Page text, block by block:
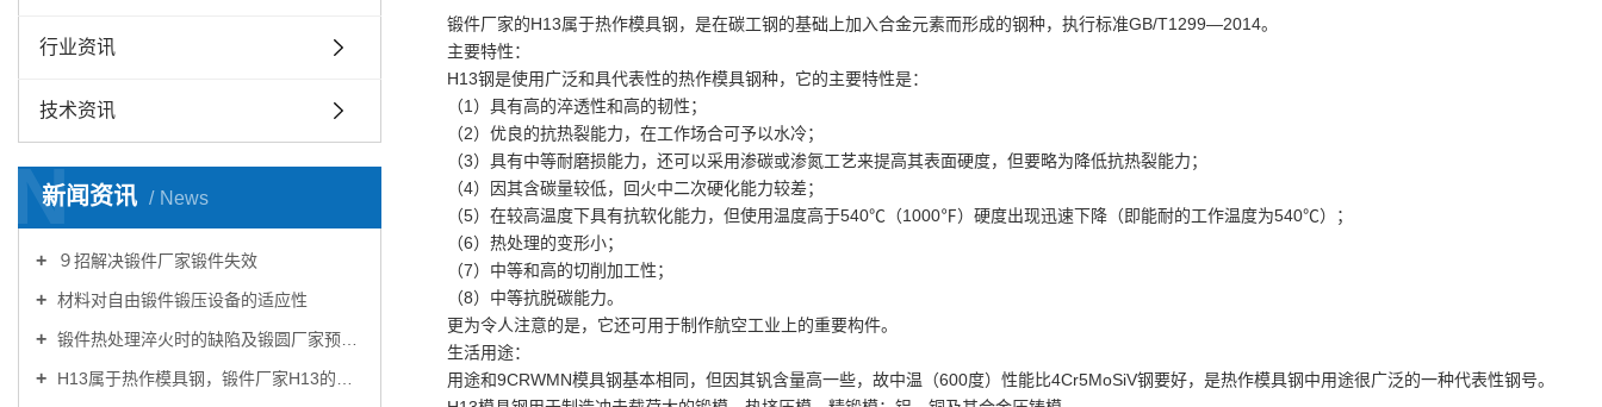
行业资讯
技术资讯
新闻资讯 News
N
９招解决锻件厂家锻件失效
材料对自由锻件锻压设备的适应性
锻件热处理淬火时的缺陷及锻圆厂家预防措施
H13属于热作模具钢，锻件厂家H13的特性你知道多少？
锻件厂家的H13属于热作模具钢，是在碳工钢的基础上加入合金元素而形成的钢种，执行标准GB/T1299—2014。
主要特性：
H13钢是使用广泛和具代表性的热作模具钢种，它的主要特性是：
（1）具有高的淬透性和高的韧性；
（2）优良的抗热裂能力，在工作场合可予以水冷；
（3）具有中等耐磨损能力，还可以采用渗碳或渗氮工艺来提高其表面硬度，但要略为降低抗热裂能力；
（4）因其含碳量较低，回火中二次硬化能力较差；
（5）在较高温度下具有抗软化能力，但使用温度高于540℃（1000℉）硬度出现迅速下降（即能耐的工作温度为540℃）；
（6）热处理的变形小；
（7）中等和高的切削加工性；
（8）中等抗脱碳能力。
更为令人注意的是，它还可用于制作航空工业上的重要构件。
生活用途：
用途和9CRWMN模具钢基本相同，但因其钒含量高一些，故中温（600度）性能比4Cr5MoSiV钢要好，是热作模具钢中用途很广泛的一种代表性钢号。